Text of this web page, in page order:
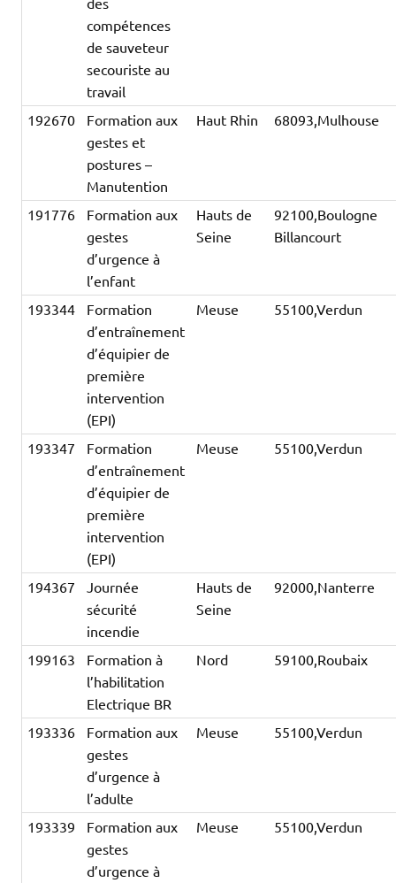
compétences
de sauveteur
secouriste au
travail
192670
Formation aux
gestes et
postures –
Manutention
Haut Rhin 68093,Mulhouse
191776
Formation aux
gestes
d’urgence à
l’enfant
Hauts de
Seine
92100,Boulogne
Billancourt
193344
Formation
d’entraînement
d’équipier de
première
intervention
(EPI)
Meuse 55100,Verdun
193347
Formation
d’entraînement
d’équipier de
première
intervention
(EPI)
Meuse 55100,Verdun
194367
Journée
sécurité
incendie
Hauts de
Seine
92000,Nanterre
199163
Formation à
l’habilitation
Electrique BR
Nord 59100,Roubaix
193336
Formation aux
gestes
d’urgence à
l’adulte
Meuse 55100,Verdun
193339
Formation aux
gestes
d’urgence à
Meuse 55100,Verdun